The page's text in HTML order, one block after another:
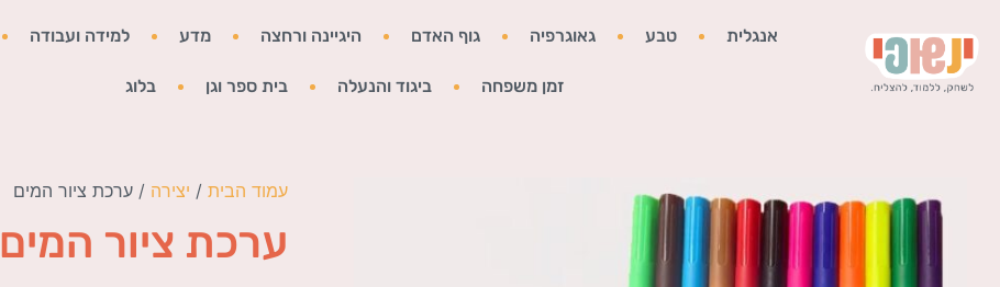
אנגלית טבע גאוגרפיה גוף האדם היגיינה ורחצה מדע למידה ועבודה
זמן משפחה ביגוד והנעלה בית ספר וגן בלוג
עמוד הבית / יצירה / ערכת ציור המים
ערכת ציור המים